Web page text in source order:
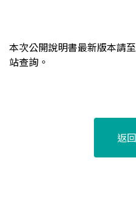
本次公開說明書最新版本請
站查詢。
返